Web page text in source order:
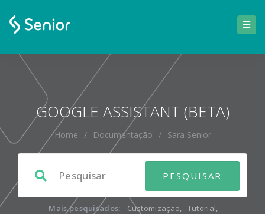
GOOGLE ASSISTANT (BETA)
Home / Documentação / Sara Senior
Mais pesquisados: Customização, Tutorial,